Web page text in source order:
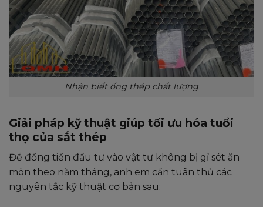
Nhận biết ống thép chất lượng
Giải pháp kỹ thuật giúp tối ưu hóa tuổi
thọ của sắt thép
Để đồng tiền đầu tư vào vật tư không bị gỉ sét ăn
mòn theo năm tháng, anh em cần tuân thủ các
nguyên tắc kỹ thuật cơ bản sau: